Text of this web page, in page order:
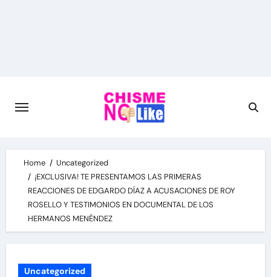
Home
Uncategorized
¡EXCLUSIVA! TE PRESENTAMOS LAS PRIMERAS
REACCIONES DE EDGARDO DÍAZ A ACUSACIONES DE ROY
ROSELLO Y TESTIMONIOS EN DOCUMENTAL DE LOS
HERMANOS MENÉNDEZ
Uncategorized